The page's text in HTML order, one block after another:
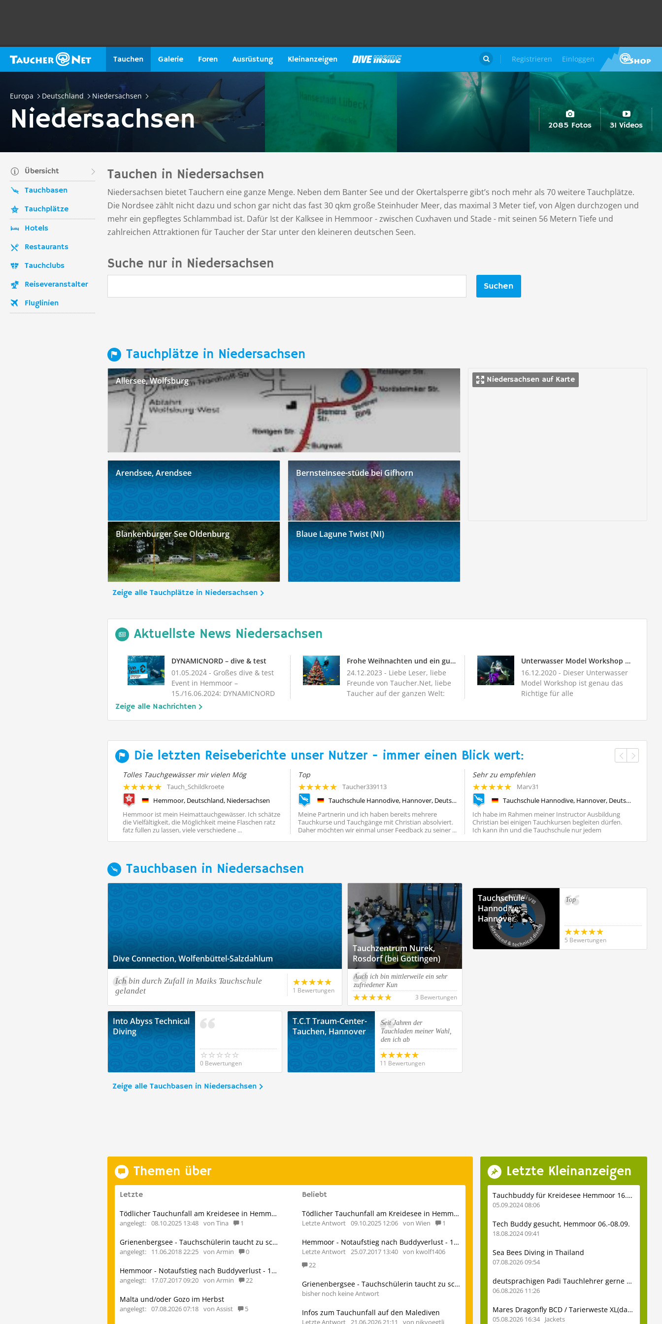
Tauchen Galerie Foren Ausrüstung Kleinanzeigen Registrieren Einloggen

2085 Fotos 31 Videos
Europa Deutschland Niedersachsen
Niedersachsen
Übersicht
Tauchbasen
Tauchplätze
Hotels
Restaurants
Tauchclubs
Reiseveranstalter
Fluglinien
Tauchen in Niedersachsen
Niedersachsen bietet Tauchern eine ganze Menge. Neben dem Banter See und der Okertalsperre gibt’s noch mehr als 70 weitere Tauchplätze.
Die Nordsee zählt nicht dazu und schon gar nicht das fast 30 qkm große Steinhuder Meer, das maximal 3 Meter tief, von Algen durchzogen und
mehr ein gepflegtes Schlammbad ist. Dafür Ist der Kalksee in Hemmoor - zwischen Cuxhaven und Stade - mit seinen 56 Metern Tiefe und
zahlreichen Attraktionen für Taucher der Star unter den kleineren deutschen Seen.
Suche nur in Niedersachsen
Suchen
Tauchplätze in Niedersachsen
Allersee, Wolfsburg
Arendsee, Arendsee Bernsteinsee-stüde bei Gifhorn
Blankenburger See Oldenburg Blaue Lagune Twist (NI)
Niedersachsen auf Karte
Zeige alle Tauchplätze in Niedersachsen
Aktuellste News Niedersachsen
DYNAMICNORD – dive & test
01.05.2024 - Großes dive & test
Event in Hemmoor –
15./16.06.2024: DYNAMICNORD
lädt herzlich zum großen...
Frohe Weihnachten und ein gutes neues Jahr
24.12.2023 - Liebe Leser, liebe
Freunde von Taucher.Net, liebe
Taucher auf der ganzen Welt:
Unterwasser Model Workshop mit Mermaid KAT (Katrin Gray) und Konstantin Killer
16.12.2020 - Dieser Unterwasser
Model Workshop ist genau das
Richtige für alle
Zeige alle Nachrichten
Die letzten Reiseberichte unser Nutzer - immer einen Blick wert:
Tolles Tauchgewässer mir vielen Mög
Tauch_Schildkroete
Hemmoor, Deutschland, Niedersachsen
Hemmoor ist mein Heimattauchgewässer. Ich schätze
die Vielfältigkeit, die Möglichkeit meine Flaschen ratz
fatz füllen zu lassen, viele verschiedene ...
Top
Taucher339113
Tauchschule Hannodive, Hannover, Deutschland, Niedersachsen
Meine Partnerin und ich haben bereits mehrere
Tauchkurse und Tauchgänge mit Christian absolviert.
Daher möchten wir einmal unser Feedback zu seiner ...
Sehr zu empfehlen
Marv31
Tauchschule Hannodive, Hannover, Deutschland, Niedersachsen
Ich habe im Rahmen meiner Instructor Ausbildung
Christian bei einigen Tauchkursen begleiten dürfen.
Ich kann ihn und die Tauchschule nur jedem
Tauchbasen in Niedersachsen
Tauchschule
Hannodive,
Hannover
Top
5 Bewertungen
Dive Connection, Wolfenbüttel-Salzdahlum
Ich bin durch Zufall in Maiks Tauchschule
gelandet
1 Bewertungen
Tauchzentrum Nurek,
Rosdorf (bei Göttingen)
Auch ich bin mittlerweile ein sehr
zufriedener Kun
3 Bewertungen
Into Abyss Technical
Diving
0 Bewertungen
T.C.T Traum-Center-
Tauchen, Hannover
Seit Jahren der
Tauchladen meiner Wahl,
den ich ab
11 Bewertungen
Zeige alle Tauchbasen in Niedersachsen
Themen über
Letzte
Tödlicher Tauchunfall am Kreidesee in Hemmoor 7.10.25
angelegt: 08.10.2025 13:48 von Tina 1
Grienenbergsee - Tauchschülerin taucht zu schnell auf 10.6.
angelegt: 11.06.2018 22:25 von Armin 0
Hemmoor - Notaufstieg nach Buddyverlust - 16.7.
angelegt: 17.07.2017 09:20 von Armin 22
Malta und/oder Gozo im Herbst
angelegt: 07.08.2026 07:18 von Assist 5
Beliebt
Tödlicher Tauchunfall am Kreidesee in Hemmoor 7.10.25
Letzte Antwort 09.10.2025 12:06 von Wien 1
Hemmoor - Notaufstieg nach Buddyverlust - 16.7.
Letzte Antwort 25.07.2017 13:40 von kwolf1406
22
Grienenbergsee - Tauchschülerin taucht zu schnell auf 10.6.
bisher noch keine Antwort
Infos zum Tauchunfall auf den Malediven
Letzte Antwort 21.06.2026 21:11
von nikvoegtli
Letzte Kleinanzeigen
Tauchbuddy für Kreidesee Hemmoor 16.09.24
05.09.2024 08:06
Tech Buddy gesucht, Hemmoor 06.-08.09.
18.08.2024 09:41
Sea Bees Diving in Thailand
07.08.2026 09:54
deutsprachigen Padi Tauchlehrer gerne auch ohne viel Erfahrung
06.08.2026 11:26
Mares Dragonfly BCD / Tarierweste XL(dame) zu verkaufen
05.08.2026 16:34 Jackets